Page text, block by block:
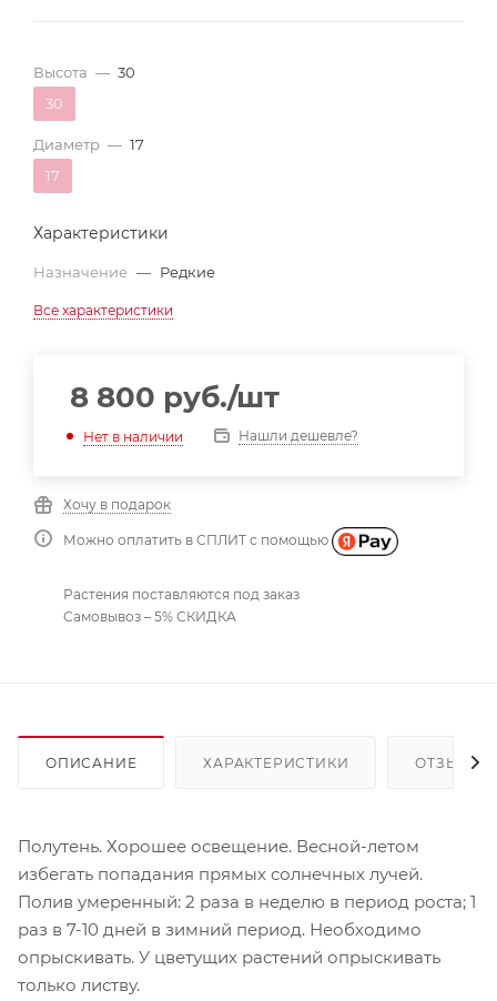
Высота — 30
30
Диаметр — 17
17
Характеристики
Назначение — Редкие
Все характеристики
8 800 руб./шт
Нет в наличии Нашли дешевле?
Хочу в подарок
Можно оплатить в СПЛИТ с помощью
Растения поставляются под заказ
Самовывоз – 5% СКИДКА
ОПИСАНИЕ ХАРАКТЕРИСТИКИ ОТЗЫВЫ
Полутень. Хорошее освещение. Весной-летом
избегать попадания прямых солнечных лучей.
Полив умеренный: 2 раза в неделю в период роста; 1
раз в 7-10 дней в зимний период. Необходимо
опрыскивать. У цветущих растений опрыскивать
только листву.